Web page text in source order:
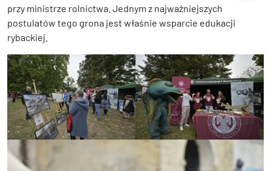
przy ministrze rolnictwa. Jednym z najważniejszych
postulatów tego grona jest właśnie wsparcie edukacji
rybackiej.